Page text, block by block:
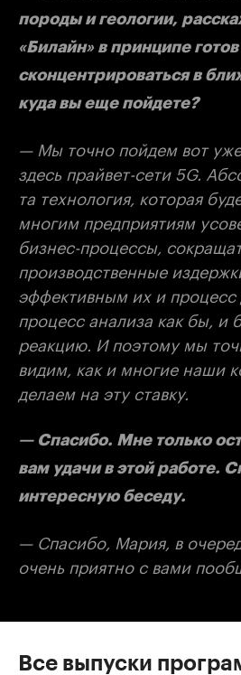
породы и геологии,
«Билайн» в принципе готов
сконцентрироваться в
куда вы еще пойдете?
— Мы точно пойдем вот
здесь прайвет-сети 5G.
та технология, которая
многим предприятиям
бизнес-процессы,
производственные
эффективным их и
процесс анализа как бы, и
реакцию. И поэтому мы
видим, как и многие наши
делаем на эту ставку.
— Спасибо. Мне только
вам удачи в этой работе.
интересную беседу.
— Спасибо, Мария, в
очень приятно с вами
Все выпуски